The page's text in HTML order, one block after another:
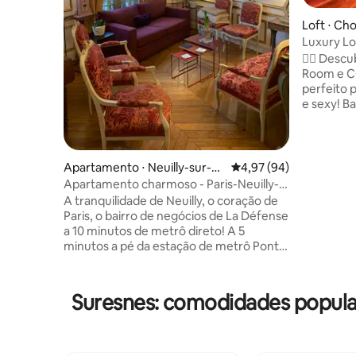
Apartamento ⋅ Neuilly-sur-Se
ine
4,97 de uma avaliação
4,97 (94)
Apartamento charmoso - Paris-Neuilly-
La Défense
A tranquilidade de Neuilly, o coração de
Paris, o bairro de negócios de La Défense
a 10 minutos de metrô direto! A 5
minutos a pé da estação de metrô Pont
Museu do Louvre, etc.) a 5 minutos a pé
do Bois de Boulogne (Fundação Louis
Loft ⋅
Luxury
— Spa e
❤️‍🔥
Room e
perfeito
e sexy! Banheira de💎 hidromassagem,
Suresnes: comodidades